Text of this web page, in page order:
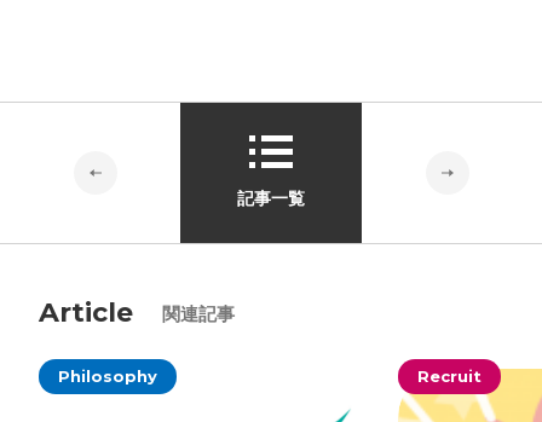
記事一覧
Article 関連記事
Philosophy Recruit